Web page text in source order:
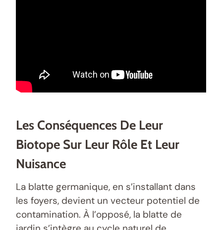
Les Conséquences De Leur
Biotope Sur Leur Rôle Et Leur
Nuisance
La blatte germanique, en s’installant dans
les foyers, devient un vecteur potentiel de
contamination. À l’opposé, la blatte de